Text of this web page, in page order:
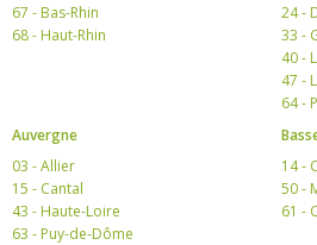
67 - Bas-Rhin
68 - Haut-Rhin
24 -
33 -
40 -
47 -
64 -
Auvergne
03 - Allier
15 - Cantal
43 - Haute-Loire
63 - Puy-de-Dôme
14 -
50 -
61 -